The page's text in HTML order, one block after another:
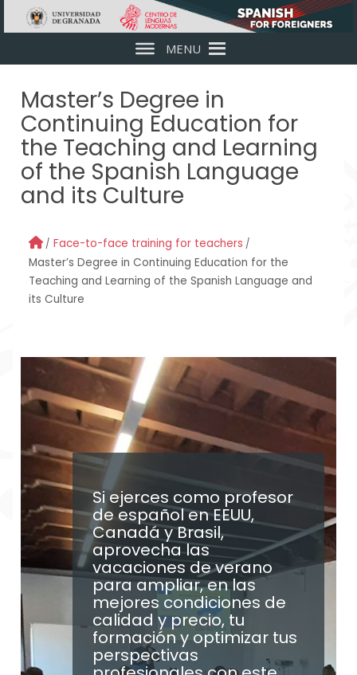
Skip to main content
MENU
Master’s Degree in
Continuing Education for
the Teaching and Learning
of the Spanish Language
and its Culture
Face-to-face training for teachers
Master’s Degree in Continuing Education for the
Teaching and Learning of the Spanish Language and
its Culture
Si ejerces como profesor
de español en EEUU,
Canadá y Brasil,
aprovecha las
vacaciones de verano
para ampliar, en las
mejores condiciones de
calidad y precio, tu
formación y optimizar tus
perspectivas